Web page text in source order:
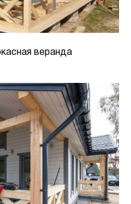
веранда